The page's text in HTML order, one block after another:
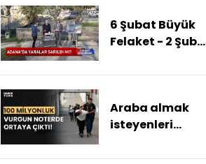
başlıyor
6 Şubat Büyük
Felaket - 2 Şubat
en acı günü: 6
Araba almak
isteyenleri